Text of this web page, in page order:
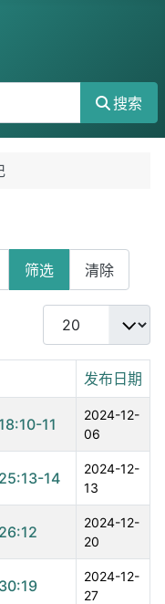
搜索
筛选 清除
每页显示条数
发布日期
11
2024-12-
06
14
2024-12-
13
2024-12-
20
2024-12-
27